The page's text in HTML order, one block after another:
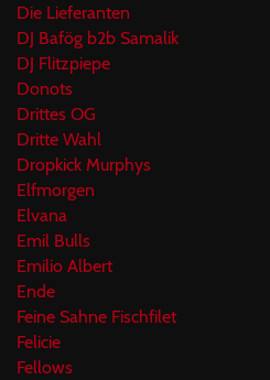
Die Lieferanten
DJ Bafög b2b Samalik
DJ Flitzpiepe
Donots
Drittes OG
Dritte Wahl
Dropkick Murphys
Elfmorgen
Elvana
Emil Bulls
Emilio Albert
Ende
Feine Sahne Fischfilet
Felicie
Fellows